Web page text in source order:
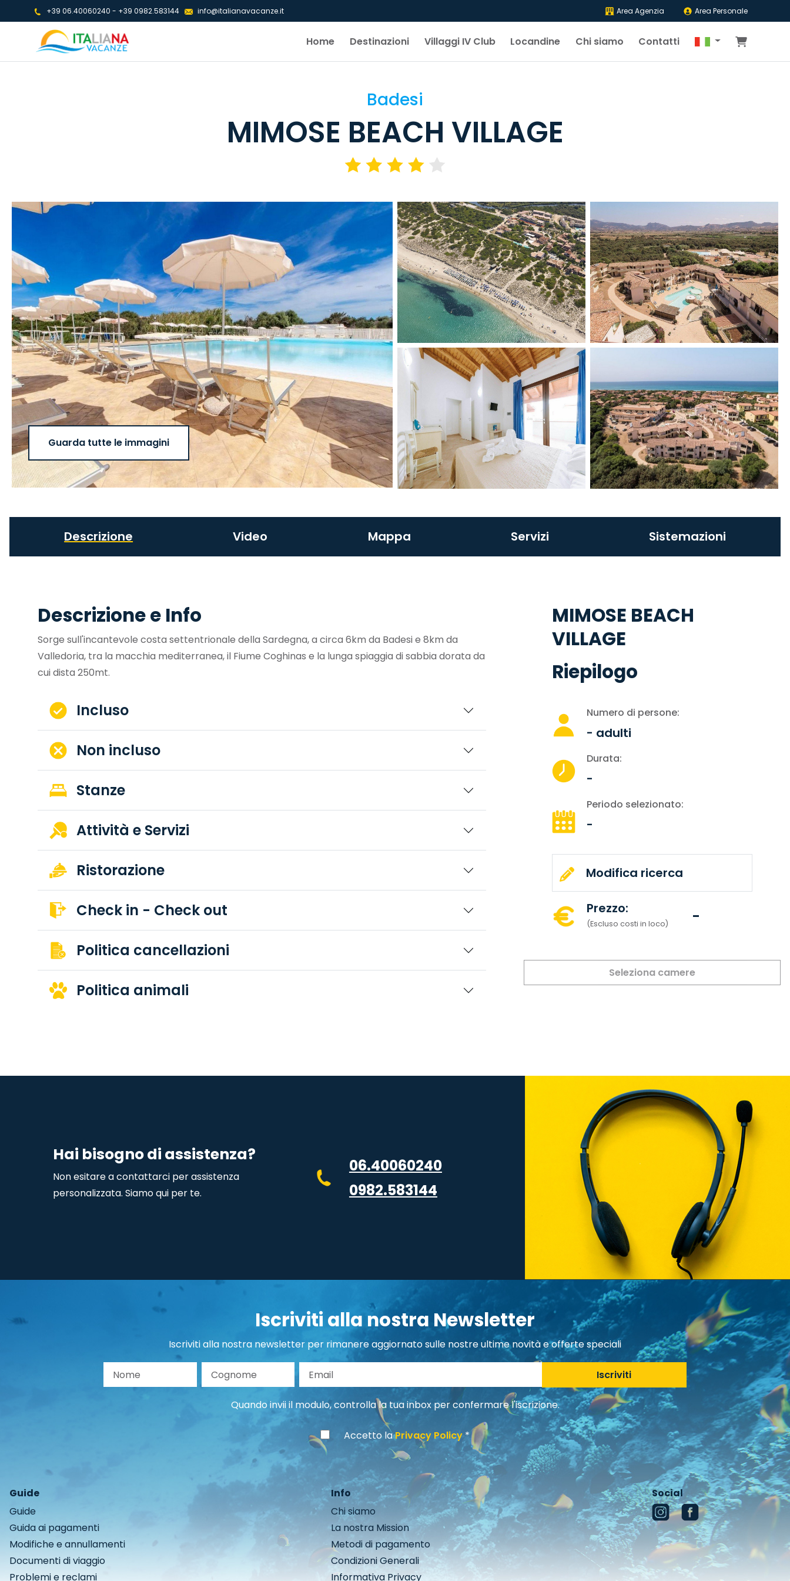
+39 06.40060240 - +39 0982.583144 info@italianavacanze.it Area Agenzia Area Personale
Home Destinazioni Villaggi IV Club Locandine Chi siamo Contatti
Badesi
MIMOSE BEACH VILLAGE
Guarda tutte le immagini
Descrizione Video Mappa Servizi Sistemazioni
Descrizione e Info
Sorge sull'incantevole costa settentrionale della Sardegna, a circa 6km da Badesi e 8km da
Valledoria, tra la macchia mediterranea, il Fiume Coghinas e la lunga spiaggia di sabbia dorata da
cui dista 250mt.
Incluso
Non incluso
Stanze
Attività e Servizi
Ristorazione
Check in - Check out
Politica cancellazioni
Politica animali
MIMOSE BEACH
VILLAGE
Riepilogo
Numero di persone:
- adulti
Durata:
-
Periodo selezionato:
-
Modifica ricerca
Prezzo:
(Escluso costi in loco) -
Seleziona camere
Hai bisogno di assistenza?
Non esitare a contattarci per assistenza
personalizzata. Siamo qui per te.
06.40060240
0982.583144
Iscriviti alla nostra Newsletter
Iscriviti alla nostra newsletter per rimanere aggiornato sulle nostre ultime novità e offerte speciali
Cognome Iscriviti
Quando invii il modulo, controlla la tua inbox per confermare l'iscrizione.
Accetto laPrivacy Policy
Guide
Guide
Guida ai pagamenti
Modifiche e annullamenti
Documenti di viaggio
Problemi e reclami
Info
Chi siamo
La nostra Mission
Metodi di pagamento
Condizioni Generali
Informativa Privacy
Social